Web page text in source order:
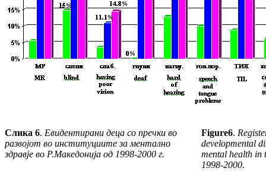
Слика 6. Евидентирани деца со пречки во
развојот во институциите за ментално
здравје во Р.Македонија од 1998-2000 г.
Figure6.
developmental
mental health in
1998-2000.